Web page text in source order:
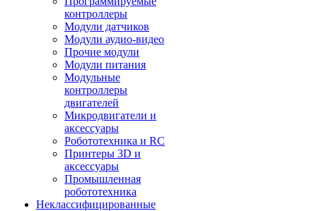
контроллеры
Модули датчиков
Модули аудио-видео
Прочие модули
Модули питания
Модульные
контроллеры
двигателей
Микродвигатели и
аксессуары
Робототехника и RC
Принтеры 3D и
аксессуары
Промышленная
робототехника
Неклассифицированные